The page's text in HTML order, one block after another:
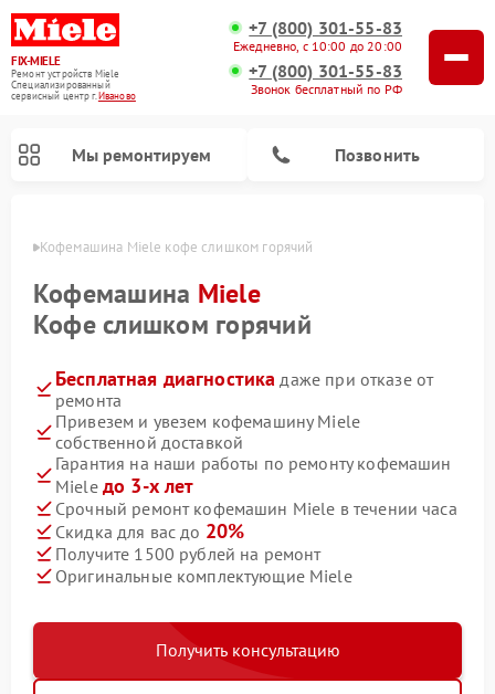
FIX-MIELE
Ремонт устройств Miele
Специализированный
cервисный центр г.Иваново
+7 (800) 301-55-83
Ежедневно, с 10:00 до 20:00
+7 (800) 301-55-83
Звонок бесплатный по РФ
Мы ремонтируем Позвонить
Кофемашина Miele кофе слишком горячий
Кофемашина Miele
Кофе слишком горячий
Бесплатная диагностика даже при отказе от
ремонта
Привезем и увезем кофемашину Miele
собственной доставкой
Гарантия на наши работы по ремонту кофемашин
Miele до 3-х лет
Срочный ремонт кофемашин Miele в течении часа
Скидка для вас до 20%
Получите 1500 рублей на ремонт
Оригинальные комплектующие Miele
Получить консультацию